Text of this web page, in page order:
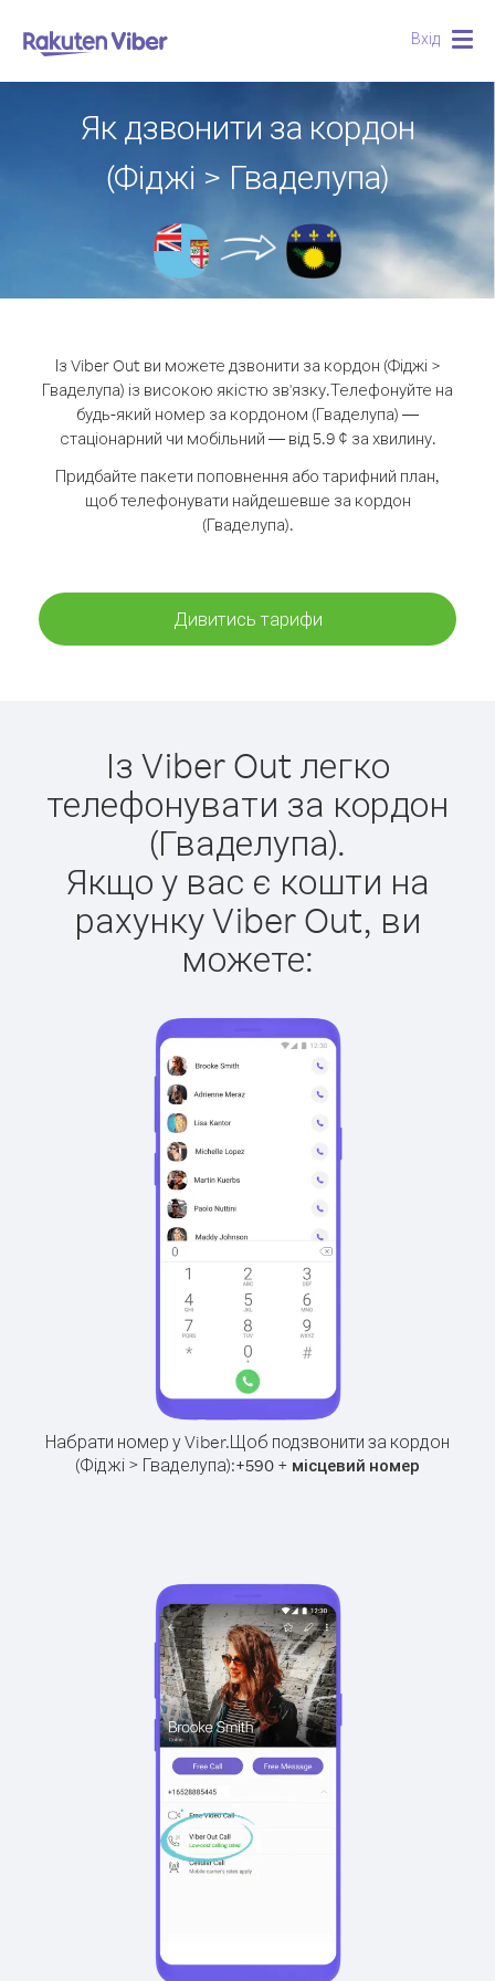
Вхід
Як дзвонити за кордон
(Фіджі > Гваделупа)
Із Viber Out ви можете дзвонити за кордон (Фіджі >
Гваделупа) із високою якістю зв'язку.Телефонуйте на
будь-який номер за кордоном (Гваделупа) —
стаціонарний чи мобільний — від 5.9 ¢ за хвилину.
Придбайте пакети поповнення або тарифний план,
щоб телефонувати найдешевше за кордон
(Гваделупа).
Дивитись тарифи
Із Viber Out легко
телефонувати за кордон
(Гваделупа).
Якщо у вас є кошти на
рахунку Viber Out, ви
можете:
Набрати номер у Viber.Щоб подзвонити за кордон
(Фіджі > Гваделупа):+590 + місцевий номер